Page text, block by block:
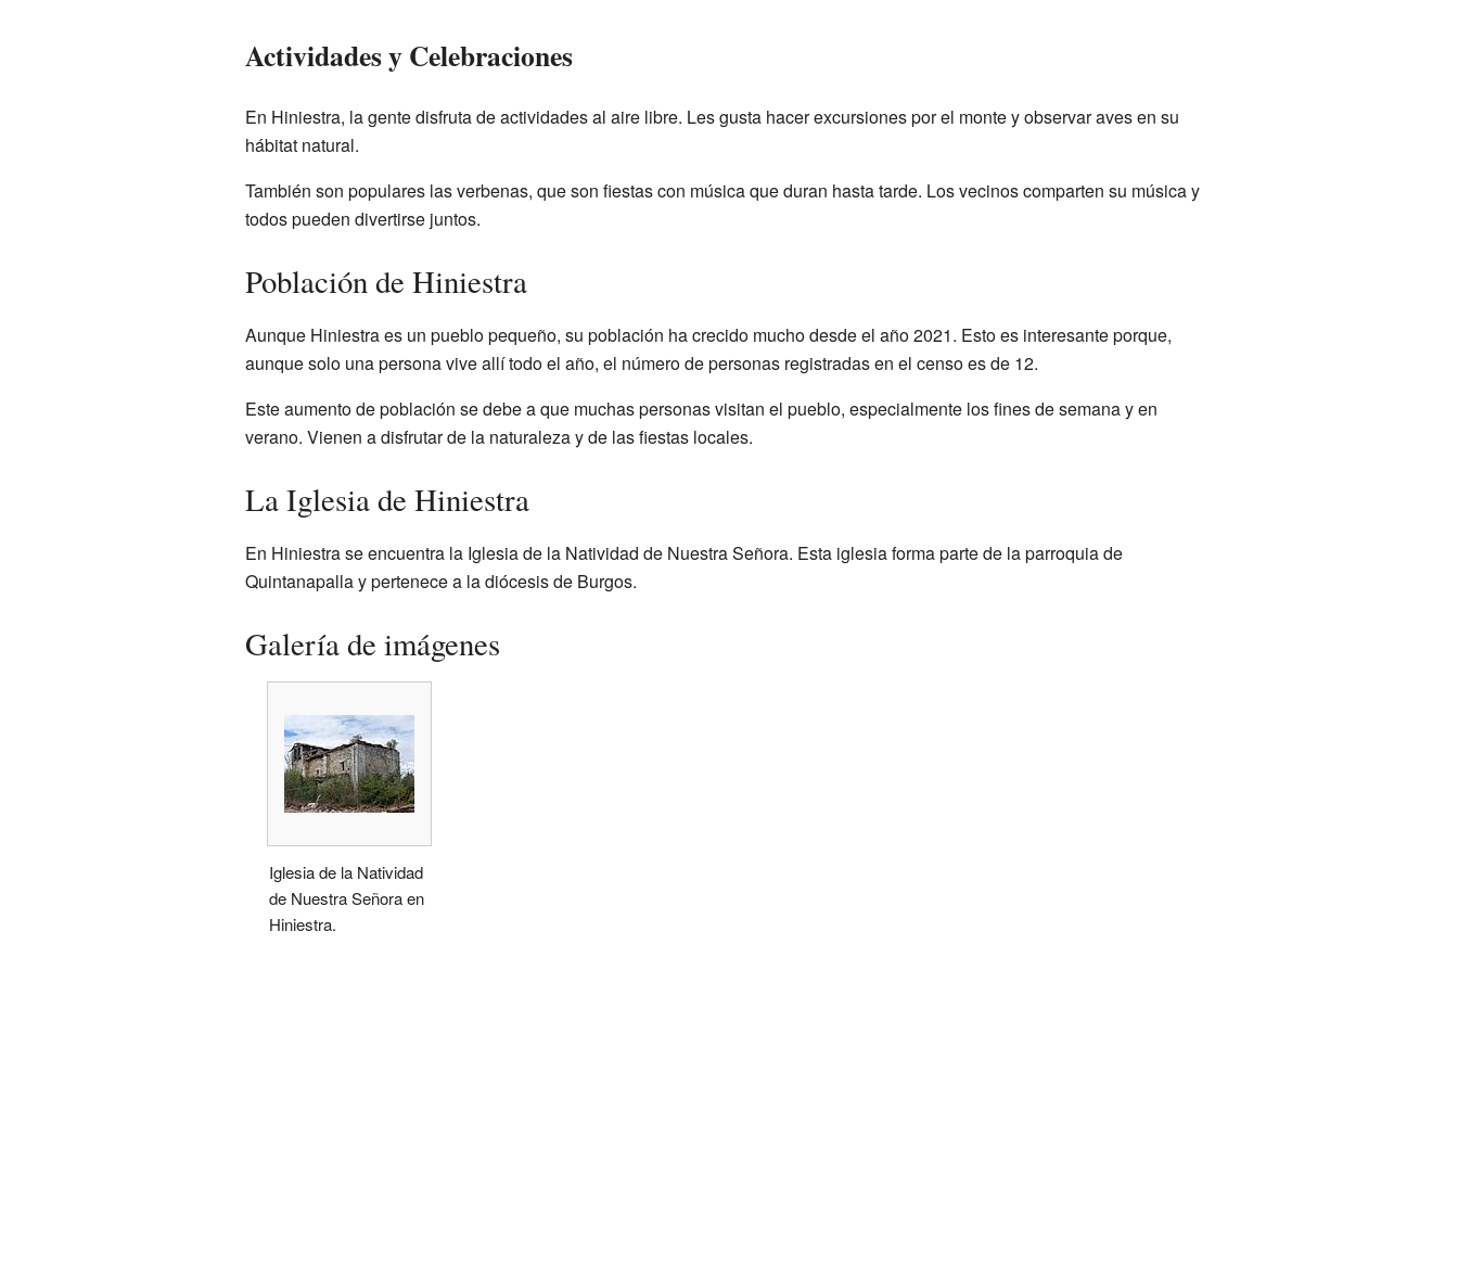
Actividades y Celebraciones
En Hiniestra, la gente disfruta de actividades al aire libre. Les gusta hacer excursiones por el monte y observar aves en su
hábitat natural.
También son populares las verbenas, que son fiestas con música que duran hasta tarde. Los vecinos comparten su música y
todos pueden divertirse juntos.
Población de Hiniestra
Aunque Hiniestra es un pueblo pequeño, su población ha crecido mucho desde el año 2021. Esto es interesante porque,
aunque solo una persona vive allí todo el año, el número de personas registradas en el censo es de 12.
Este aumento de población se debe a que muchas personas visitan el pueblo, especialmente los fines de semana y en
verano. Vienen a disfrutar de la naturaleza y de las fiestas locales.
La Iglesia de Hiniestra
En Hiniestra se encuentra la Iglesia de la Natividad de Nuestra Señora. Esta iglesia forma parte de la parroquia de
Quintanapalla y pertenece a la diócesis de Burgos.
Galería de imágenes
Iglesia de la Natividad
de Nuestra Señora en
Hiniestra.